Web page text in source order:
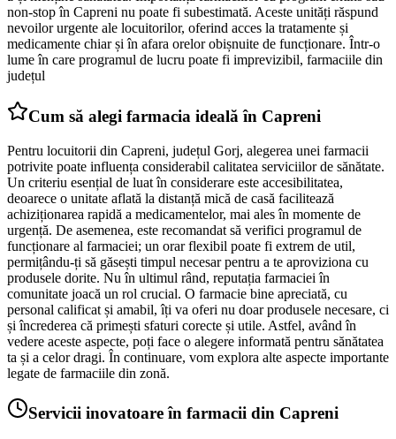
non-stop în Capreni nu poate fi subestimată. Aceste unități răspund
nevoilor urgente ale locuitorilor, oferind acces la tratamente și
medicamente chiar și în afara orelor obișnuite de funcționare. Într-o
lume în care programul de lucru poate fi imprevizibil, farmaciile din
județul
Cum să alegi farmacia ideală în Capreni
Pentru locuitorii din Capreni, județul Gorj, alegerea unei farmacii
potrivite poate influența considerabil calitatea serviciilor de sănătate.
Un criteriu esențial de luat în considerare este accesibilitatea,
deoarece o unitate aflată la distanță mică de casă facilitează
achiziționarea rapidă a medicamentelor, mai ales în momente de
urgență. De asemenea, este recomandat să verifici programul de
funcționare al farmaciei; un orar flexibil poate fi extrem de util,
permițându-ți să găsești timpul necesar pentru a te aproviziona cu
produsele dorite. Nu în ultimul rând, reputația farmaciei în
comunitate joacă un rol crucial. O farmacie bine apreciată, cu
personal calificat și amabil, îți va oferi nu doar produsele necesare, ci
și încrederea că primești sfaturi corecte și utile. Astfel, având în
vedere aceste aspecte, poți face o alegere informată pentru sănătatea
ta și a celor dragi. În continuare, vom explora alte aspecte importante
legate de farmaciile din zonă.
Servicii inovatoare în farmacii din Capreni